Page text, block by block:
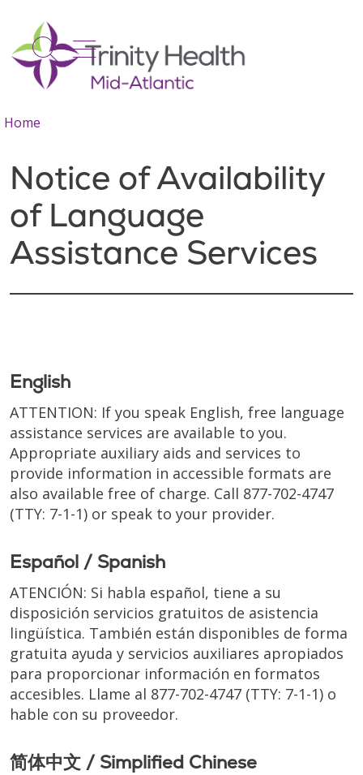
search
show off canvas menu
Home
Notice of Availability
of Language
Assistance Services
English
ATTENTION: If you speak English, free language
assistance services are available to you.
Appropriate auxiliary aids and services to
provide information in accessible formats are
also available free of charge. Call 877-702-4747
(TTY: 7-1-1) or speak to your provider.
Español / Spanish
ATENCIÓN: Si habla español, tiene a su
disposición servicios gratuitos de asistencia
lingüística. También están disponibles de forma
gratuita ayuda y servicios auxiliares apropiados
para proporcionar información en formatos
accesibles. Llame al 877-702-4747 (TTY: 7-1-1) o
hable con su proveedor.
简体中文 / Simplified Chinese